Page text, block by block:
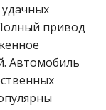
привод
Автомобиль